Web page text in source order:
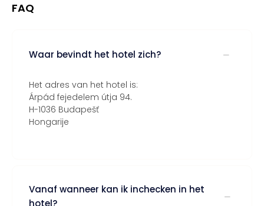
FAQ
Waar bevindt het hotel zich?
Het adres van het hotel is:
Árpád fejedelem útja 94.
H-1036 Budapešť
Hongarije
Vanaf wanneer kan ik inchecken in het
hotel?